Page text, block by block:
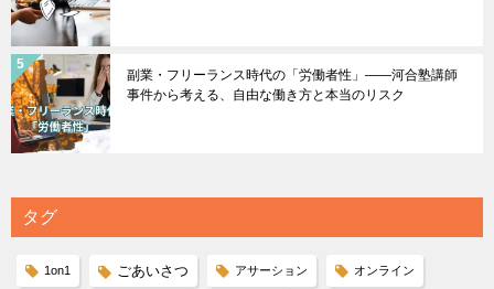
副業・フリーランス時代の「労働者性」――河合塾講師
事件から考える、自由な働き方と本当のリスク
タグ
1on1 ごあいさつ アサーション オンライン